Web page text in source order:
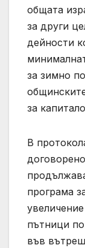
общата
за други
дейности
за зимно
за
B
програма
пътници
във